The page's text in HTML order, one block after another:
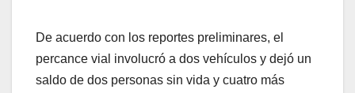
De acuerdo con los reportes preliminares, el
percance vial involucró a dos vehículos y dejó un
saldo de dos personas sin vida y cuatro más